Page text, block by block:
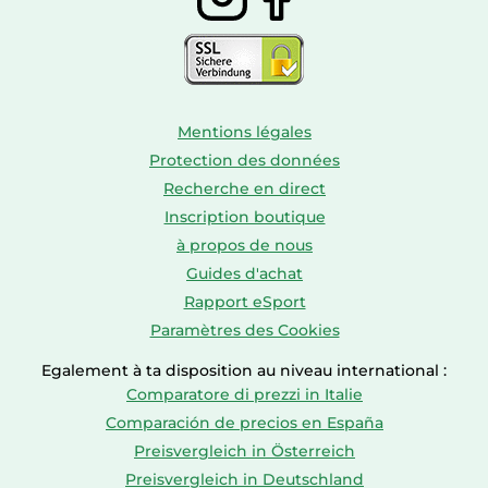
Mentions légales
Protection des données
Recherche en direct
Inscription boutique
à propos de nous
Guides d'achat
Rapport eSport
Paramètres des Cookies
Egalement à ta disposition au niveau international :
Comparatore di prezzi in Italie
Comparación de precios en España
Preisvergleich in Österreich
Preisvergleich in Deutschland